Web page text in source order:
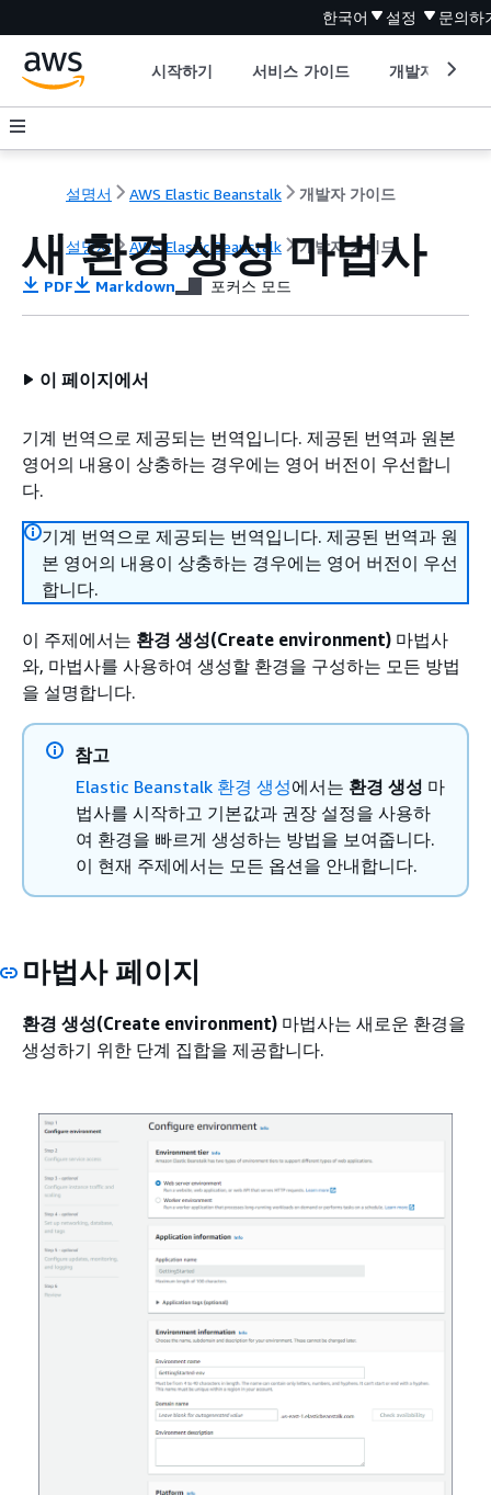
한국어 설정 문의하
시작하기 서비스 가이드 개발자 도구
설명서 AWS Elastic Beanstalk 개발자 가이드
설명서 AWS Elastic Beanstalk 개발자 가이드
새 환경 생성 마법사
PDF Markdown 포커스 모드
이 페이지에서
기계 번역으로 제공되는 번역입니다. 제공된 번역과 원본
영어의 내용이 상충하는 경우에는 영어 버전이 우선합니
다.
기계 번역으로 제공되는 번역입니다. 제공된 번역과 원
본 영어의 내용이 상충하는 경우에는 영어 버전이 우선
합니다.
이 주제에서는 환경 생성(Create environment) 마법사
와, 마법사를 사용하여 생성할 환경을 구성하는 모든 방법
을 설명합니다.
참고
Elastic Beanstalk 환경 생성에서는 환경 생성 마
법사를 시작하고 기본값과 권장 설정을 사용하
여 환경을 빠르게 생성하는 방법을 보여줍니다.
이 현재 주제에서는 모든 옵션을 안내합니다.
마법사 페이지
환경 생성(Create environment) 마법사는 새로운 환경을
생성하기 위한 단계 집합을 제공합니다.